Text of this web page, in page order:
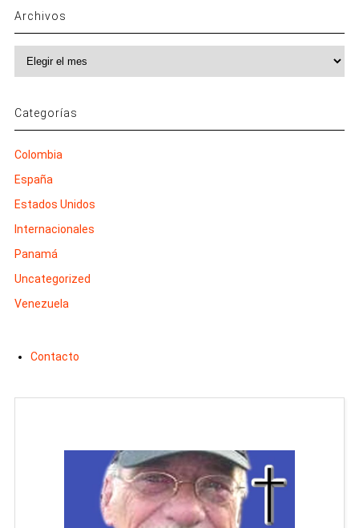
Archivos
Categorías
Colombia
España
Estados Unidos
Internacionales
Panamá
Uncategorized
Venezuela
Contacto